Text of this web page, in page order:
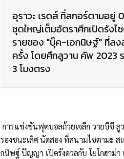
อุราวะ เรดส์ ที่สกอร์ตามอยู่
ชุดใหญ่เต็มอัตราศึกเปิดรังไ
รายของ "บุ๊ค-เอกนิษฐ์" ที่ลง
ครั้ง โดยศึกลูวาน คัพ
3 โมงตรง
การแข่งขันฟุตบอลถ้วยเจลีก วายบีซี
รองชนะเลิศ นัดสอง ที่สนามไซตามะ ส
กนิษฐ์ ปัญญา เปิดรังดวลกับ โยโกฮาม่า